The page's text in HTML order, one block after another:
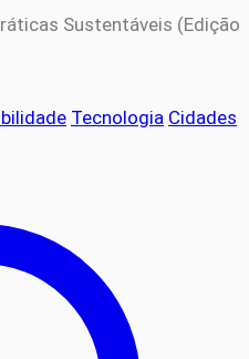
Sustentáveis (Edição
Tecnologia Cidades